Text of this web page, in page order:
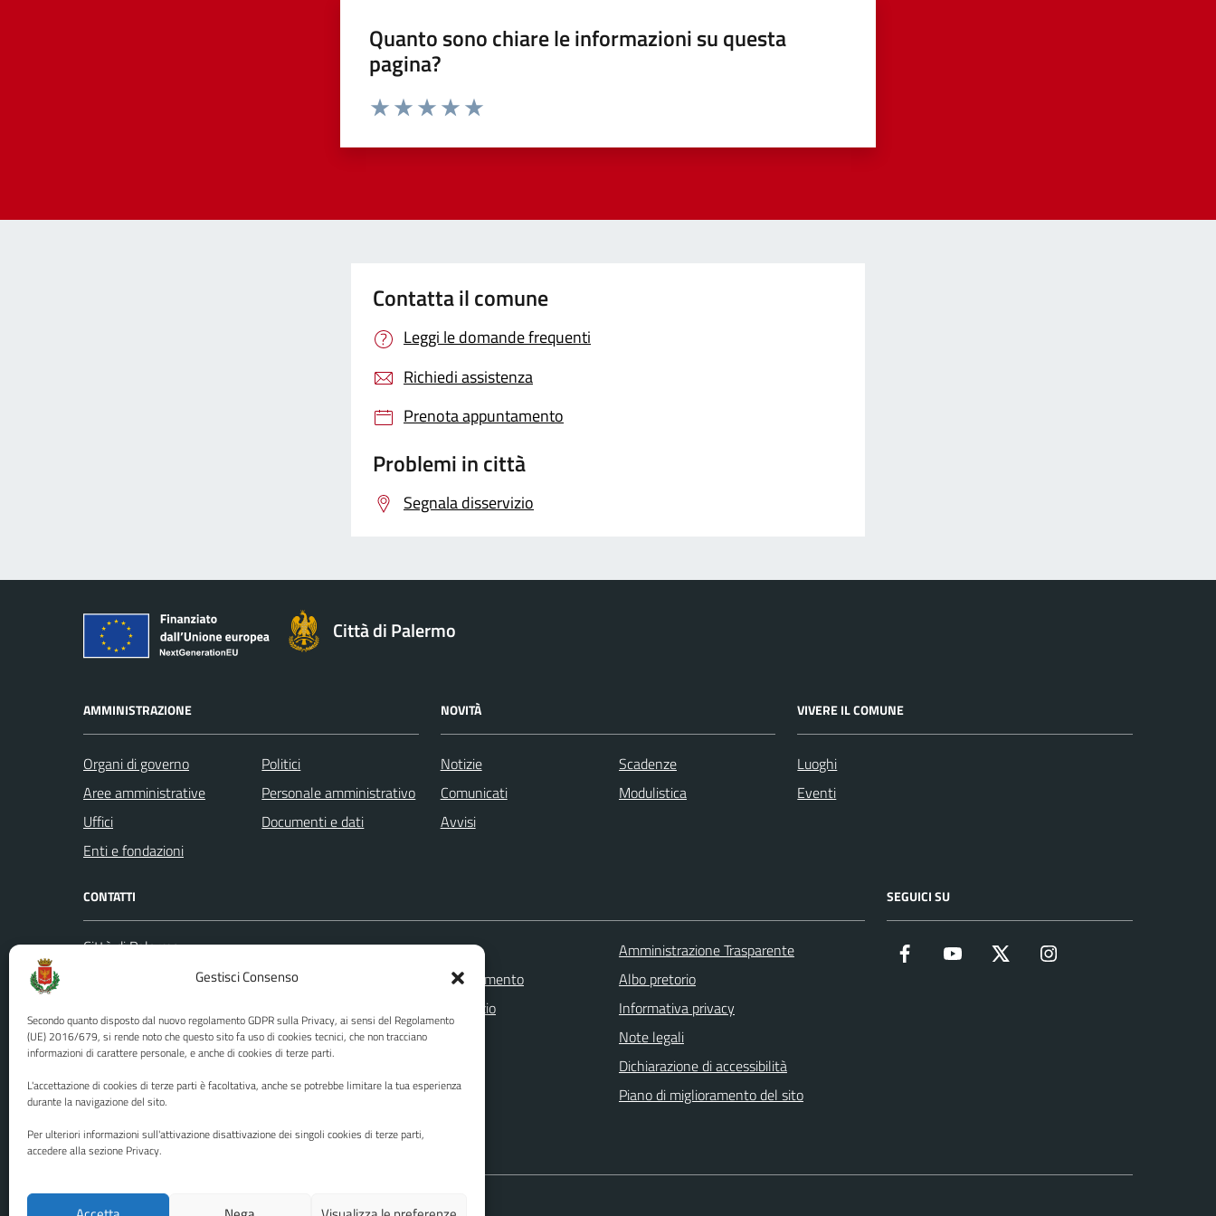
Gestisci Consenso
Secondo quanto disposto dal nuovo regolamento GDPR sulla Privacy, ai sensi del Regolamento
(UE) 2016/679, si rende noto che questo sito fa uso di cookies tecnici, che non tracciano
informazioni di carattere personale, e anche di cookies di terze parti.
L'accettazione di cookies di terze parti è facoltativa, anche se potrebbe limitare la tua esperienza
durante la navigazione del sito.
Per ulteriori informazioni sull'attivazione disattivazione dei singoli cookies di terze parti,
accedere alla sezione Privacy.
Quanto sono chiare le informazioni su questa
pagina?
Contatta il comune
Leggi le domande frequenti
Richiedi assistenza
Prenota appuntamento
Problemi in città
Segnala disservizio
Città di Palermo
AMMINISTRAZIONE
Organi di governo
Aree amministrative
Uffici
Enti e fondazioni
Politici
Personale amministrativo
Documenti e dati
NOVITÀ
Notizie
Comunicati
Avvisi
Scadenze
Modulistica
VIVERE IL COMUNE
Luoghi
Eventi
CONTATTI
Città di Palermo
Codice fiscale / P. IVA:80016350821
U.O. Ufficio Relazioni con il Pubblico
(URP)
Numero verde: 0917401111
PEC:protocollo@cert.comune.palermo.it
Leggi le FAQ
Prenotazione appuntamento
Segnalazione disservizio
Richiesta assistenza
Amministrazione Trasparente
Albo pretorio
Informativa privacy
Note legali
Dichiarazione di accessibilità
Piano di miglioramento del sito
SEGUICI SU
Facebook YouTube Twitter
Media policy Mappa del sito